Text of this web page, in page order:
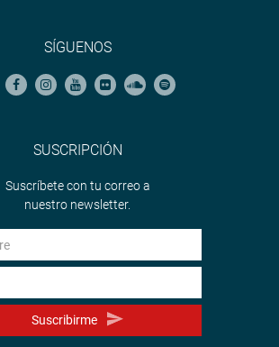
SÍGUENOS
SUSCRIPCIÓN
Suscríbete con tu correo a
nuestro newsletter.
Suscribirme